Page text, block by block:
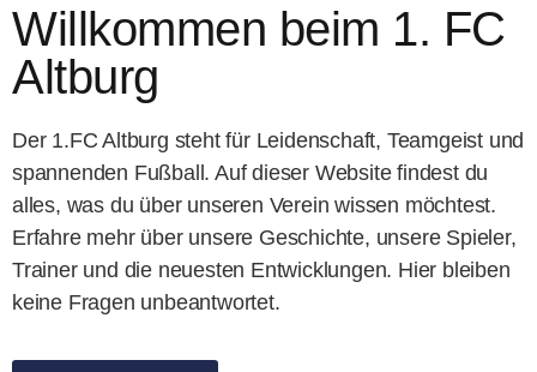
Willkommen beim 1. FC
Altburg
Der 1.FC Altburg steht für Leidenschaft, Teamgeist und
spannenden Fußball. Auf dieser Website findest du
alles, was du über unseren Verein wissen möchtest.
Erfahre mehr über unsere Geschichte, unsere Spieler,
Trainer und die neuesten Entwicklungen. Hier bleiben
keine Fragen unbeantwortet.